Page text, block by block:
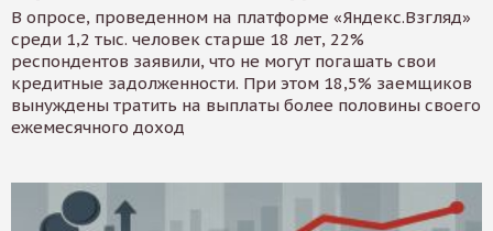
В опросе, проведенном на платформе «Яндекс.Взгляд»
среди 1,2 тыс. человек старше 18 лет, 22%
респондентов заявили, что не могут погашать свои
кредитные задолженности. При этом 18,5% заемщиков
вынуждены тратить на выплаты более половины своего
ежемесячного доход